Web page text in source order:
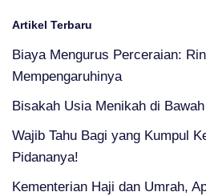
Artikel Terbaru
Biaya Mengurus Perceraian:
Mempengaruhinya
Bisakah Usia Menikah di
Wajib Tahu Bagi yang Kumpul
Pidananya!
Kementerian Haji dan Umrah,